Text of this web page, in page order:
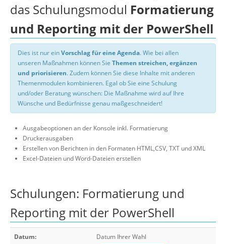
das Schulungsmodul Formatierung
und Reporting mit der PowerShell
Dies ist nur einVorschlag für eine Agenda. Wie bei allen
unseren Maßnahmen können Sie Themen streichen, ergänzen
und priorisieren. Zudem können Sie diese Inhalte mit anderen
Themenmodulen kombinieren. Egal ob Sie eine Schulung
und/oder Beratung wünschen: Die Maßnahme wird auf Ihre
Wünsche und Bedürfnisse genau maßgeschneidert!
Ausgabeoptionen an der Konsole inkl. Formatierung
Druckerausgaben
Erstellen von Berichten in den Formaten HTML,CSV, TXT und XML
Excel-Dateien und Word-Dateien erstellen
Schulungen: Formatierung und
Reporting mit der PowerShell
Datum:
Datum Ihrer Wahl